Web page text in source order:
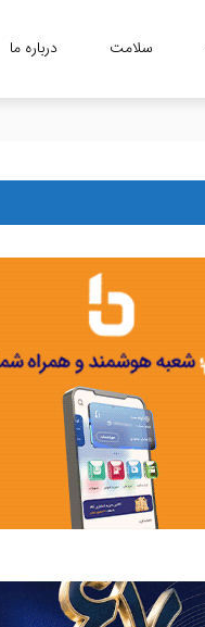
سلامت درباره ما